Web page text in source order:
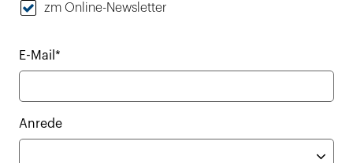
zm Online-Newsletter
E-Mail*
Anrede